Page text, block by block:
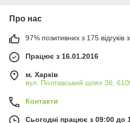
Про нас
97% позитивних з 175 відгуків
Працює з 16.01.2016
м. Харків
вул. Полтавський шлях 36,
Контакти
Сьогодні працює з 09:00 до